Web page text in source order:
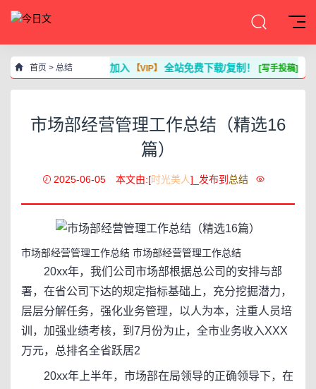
首页 > 总结 加入【VIP】 全站免费下载/复制！ [写手投稿]
市场部经营管理工作总结（精选16
篇）
2025-06-05 本文由:[时光美人]_发布到 总结
市场部经营管理工作总结 市场部经营管理工作总结
20xx年，我们公司市场部根据总公司的安排与部
署，在省公司下达的规定指标基础上，充分挖掘潜力，
层层分解任务，强化业务管理，以人为本，注重人员培
训，加强业绩考核，到7月份为止，全市业务收入XXX
万元，总排名全省跃居2
20xx年上半年，市场部在局领导的正确领导下，在